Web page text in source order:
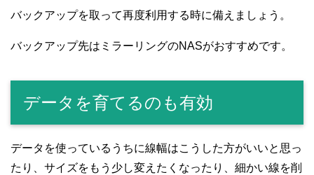
バックアップを取って再度利用する時に備えましょう。
バックアップ先はミラーリングのNASがおすすめです。
データを育てるのも有効
データを使っているうちに線幅はこうした方がいいと思っ
たり、サイズをもう少し変えたくなったり、細かい線を削